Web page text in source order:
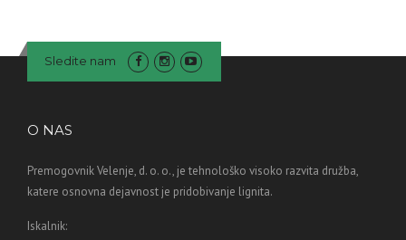
Sledite nam
O NAS
Premogovnik Velenje, d. o. o., je tehnološko visoko razvita družba,
katere osnovna dejavnost je pridobivanje lignita.
Iskalnik: